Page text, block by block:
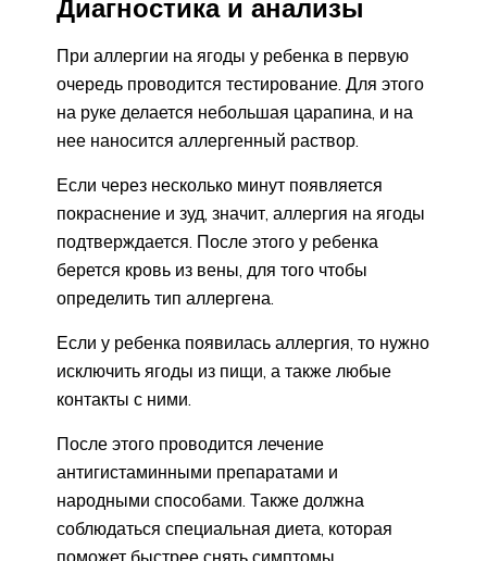
Диагностика и анализы
При аллергии на ягоды у ребенка в первую
очередь проводится тестирование. Для этого
на руке делается небольшая царапина, и на
нее наносится аллергенный раствор.
Если через несколько минут появляется
покраснение и зуд, значит, аллергия на ягоды
подтверждается. После этого у ребенка
берется кровь из вены, для того чтобы
определить тип аллергена.
Если у ребенка появилась аллергия, то нужно
исключить ягоды из пищи, а также любые
контакты с ними.
После этого проводится лечение
антигистаминными препаратами и
народными способами. Также должна
соблюдаться специальная диета, которая
поможет быстрее снять симптомы